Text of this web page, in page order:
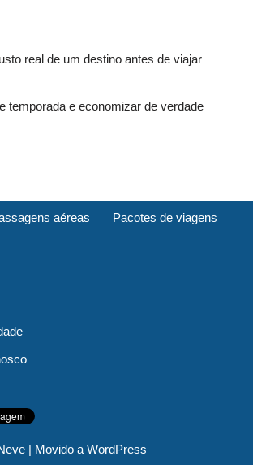
real de um destino antes de viajar
temporada e economizar de verdade
aéreas
Pacotes de viagens
| Movido a WordPress